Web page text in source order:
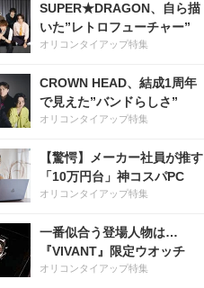
SUPER★DRAGON、自ら描
いた”レトロフューチャー”
オリコンタイアップ特集
CROWN HEAD、結成1周年
で見えた”バンドらしさ”
オリコンタイアップ特集
【驚愕】メーカー社員が推す
「10万円台」神コスパPC
オリコンタイアップ特集
一番似合う登場人物は…
『VIVANT』限定ウオッチ
オリコンタイアップ特集